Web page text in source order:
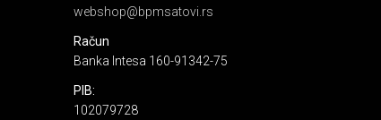
webshop@bpmsatovi.rs
Račun
Banka Intesa 160-91342-75
PIB:
102079728